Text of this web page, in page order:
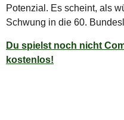
Potenzial. Es scheint, als
Schwung in die 60.
Du spielst noch nicht
kostenlos!